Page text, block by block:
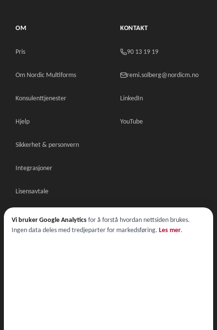
OM
Pris
Om Nordic Multiforms
Konsulenttjenester
Hjelp
Sikkerhet & personvern
Integrasjoner
Lisensavtale
KONTAKT
90 13 19 19
remi.solberg@nordicm.no
LinkedIn
YouTube
Vi bruker Google Analytics for å forstå hvordan nettsiden brukes.
Ingen data deles med tredjeparter for markedsføring. Les mer.